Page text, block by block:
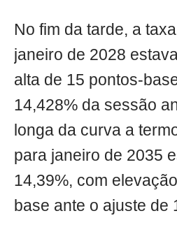
No fim da tarde, a
janeiro de 2028
alta de 15 pontos-
14,428% da sessão
longa da curva a
para janeiro de 2035
14,39%, com
base ante o ajuste de